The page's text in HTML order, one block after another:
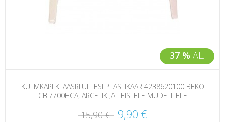
37 % AL.
KÜLMKAPI KLAASRIIULI ESI PLASTIKÄÄR 4238620100 BEKO
CBI7700HCA, ARCELIK JA TEISTELE MUDELITELE
15,90 € 9,90 €